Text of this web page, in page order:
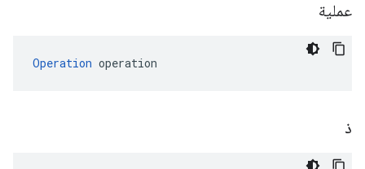
عملية
Operation operation
ذ